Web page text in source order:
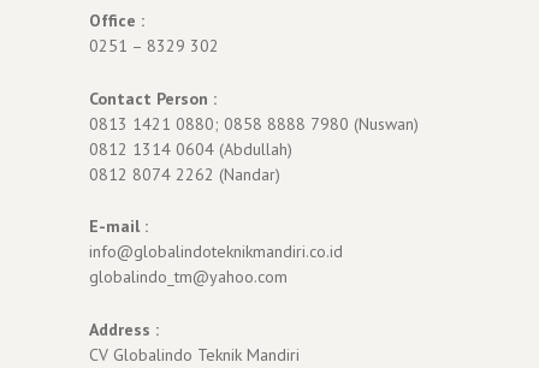
Office :
0251 – 8329 302
Contact Person :
0813 1421 0880; 0858 8888 7980 (Nuswan)
0812 1314 0604 (Abdullah)
0812 8074 2262 (Nandar)
E-mail :
info@globalindoteknikmandiri.co.id
globalindo_tm@yahoo.com
Address :
CV Globalindo Teknik Mandiri